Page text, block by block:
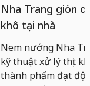
Nha Trang giòn
khô tại nhà
Nem nướng Nha
kỹ thuật xử lý thịt
thành phẩm đạt độ